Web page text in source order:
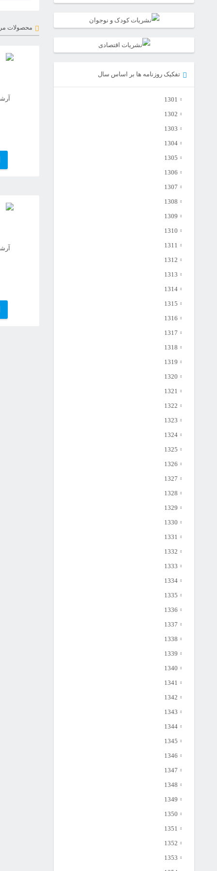
محصولات
تفکیک روزنامه ها بر اساس سال
1301
1302
1303
1304
1305
1306
1307
1308
1309
1310
1311
1312
1313
1314
1315
1316
1317
1318
1319
1320
1321
1322
1323
1324
1325
1326
1327
1328
1329
1330
1331
1332
1333
1334
1335
1336
1337
1338
1339
1340
1341
1342
1343
1344
1345
1346
1347
1348
1349
1350
1351
1352
1353